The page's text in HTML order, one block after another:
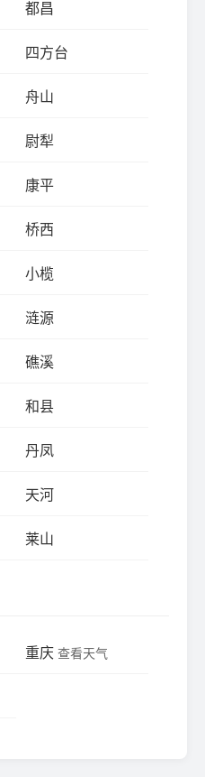
都昌
四方台
舟山
尉犁
康平
桥西
小榄
涟源
礁溪
和县
丹凤
天河
莱山
重庆 查看天气